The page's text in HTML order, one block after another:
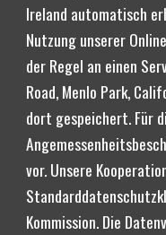
Ireland automatisch
Nutzung unserer
der Regel an einen
Road, Menlo Park,
dort gespeichert. Für
vor. Unsere
Kommission. Die